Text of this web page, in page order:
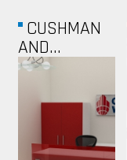
NESTLÉ...